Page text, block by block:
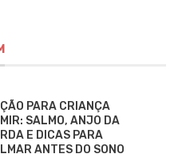
PARA CRIANÇA
SALMO, ANJO DA
E DICAS PARA
ANTES DO SONO